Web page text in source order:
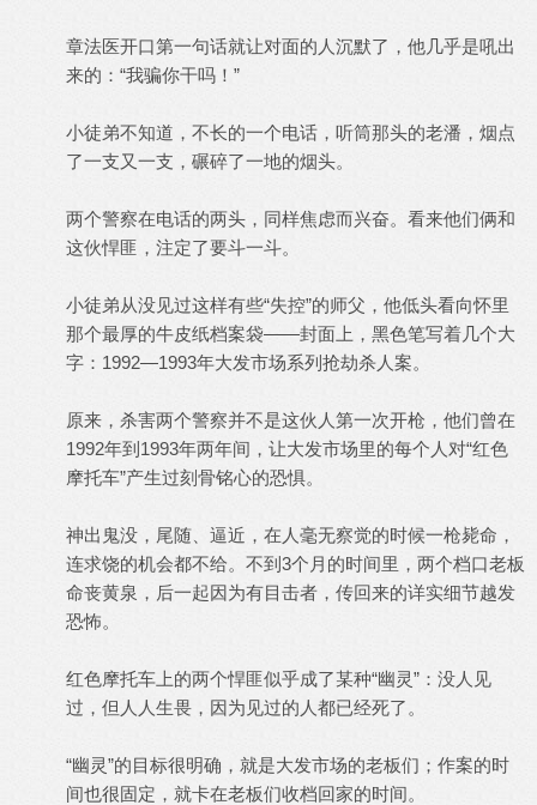
章法医开口第一句话就让对面的人沉默了，他几乎是吼出
来的：“我骗你干吗！”
小徒弟不知道，不长的一个电话，听筒那头的老潘，烟点
了一支又一支，碾碎了一地的烟头。
两个警察在电话的两头，同样焦虑而兴奋。看来他们俩和
这伙悍匪，注定了要斗一斗。
小徒弟从没见过这样有些“失控”的师父，他低头看向怀里
那个最厚的牛皮纸档案袋——封面上，黑色笔写着几个大
字：1992—1993年大发市场系列抢劫杀人案。
原来，杀害两个警察并不是这伙人第一次开枪，他们曾在
1992年到1993年两年间，让大发市场里的每个人对“红色
摩托车”产生过刻骨铭心的恐惧。
神出鬼没，尾随、逼近，在人毫无察觉的时候一枪毙命，
连求饶的机会都不给。不到3个月的时间里，两个档口老板
命丧黄泉，后一起因为有目击者，传回来的详实细节越发
恐怖。
红色摩托车上的两个悍匪似乎成了某种“幽灵”：没人见
过，但人人生畏，因为见过的人都已经死了。
“幽灵”的目标很明确，就是大发市场的老板们；作案的时
间也很固定，就卡在老板们收档回家的时间。